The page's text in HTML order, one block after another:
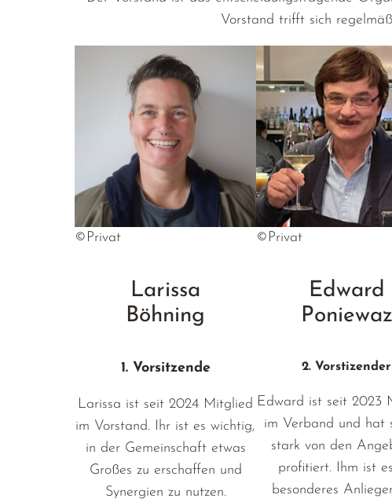
Vorstand trifft sich
©Privat
Larissa
Böhning
1. Vorsitzende
Larissa ist seit 2024 Mitglied
im Vorstand. Ihr ist es wichtig,
in der Gemeinschaft etwas
Großes zu erschaffen und
Synergien zu nutzen.
©Privat
Edward
Poniewaz
2. Vorstizender
Edward ist seit 2023
im Verband und hat
stark von den
profitiert. Ihm ist
besonderes